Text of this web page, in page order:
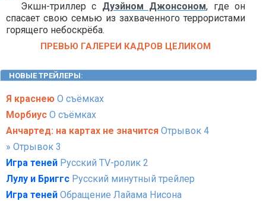
Экшн-триллер с Дуэйном Джонсоном, где он
спасает свою семью из захваченного террористами
горящего небоскрёба.
ПРЕВЬЮ ГАЛЕРЕИ КАДРОВ ЦЕЛИКОМ
НОВЫЕ ТРЕЙЛЕРЫ:
Я краснею О съёмках
Морбиус О съёмках
Анчартед: на картах не значится Отрывок 4
» Отрывок 3
Игра теней Русский TV-ролик 2
Лулу и Бриггс Русский минутный трейлер
Игра теней Обращение Лайама Нисона